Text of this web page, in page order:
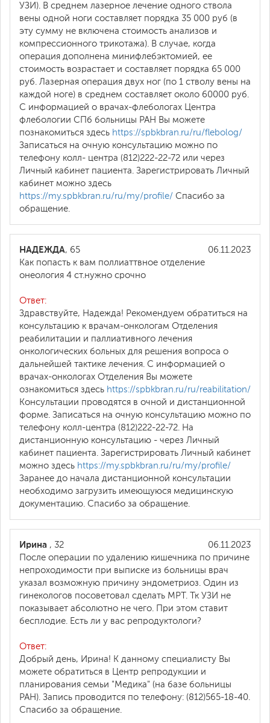
УЗИ). В среднем лазерное лечение одного ствола
вены одной ноги составляет порядка 35 000 руб (в
эту сумму не включена стоимость анализов и
компрессионного трикотажа). В случае, когда
операция дополнена минифлебэктомией, ее
стоимость возрастает и составляет порядка 65 000
руб. Лазерная операция двух ног (по 1 стволу вены на
каждой ноге) в среднем составляет около 60000 руб.
С информацией о врачах-флебологах Центра
флебологии СПб больницы РАН Вы можете
познакомиться здесь https://spbkbran.ru/ru/flebolog/
Записаться на очную консультацию можно по
телефону колл- центра (812)222-22-72 или через
Личный кабинет пациента. Зарегистрировать Личный
кабинет можно здесь
https://my.spbkbran.ru/ru/my/profile/ Спасибо за
обращение.
06.11.2023
НАДЕЖДА, 65
Как попасть к вам поллиаттвное отделение
онеология 4 ст.нужно срочно
Ответ:
Здравствуйте, Надежда! Рекомендуем обратиться на
консультацию к врачам-онкологам Отделения
реабилитации и паллиативного лечения
онкологических больных для решения вопроса о
дальнейшей тактике лечения. С информацией о
врачах-онкологах Отделения Вы можете
ознакомиться здесь https://spbkbran.ru/ru/reabilitation/
Консультации проводятся в очной и дистанционной
форме. Записаться на очную консультацию можно по
телефону колл-центра (812)222-22-72. На
дистанционную консультацию - через Личный
кабинет пациента. Зарегистрировать Личный кабинет
можно здесь https://my.spbkbran.ru/ru/my/profile/
Заранее до начала дистанционной консультации
необходимо загрузить имеющуюся медицинскую
документацию. Спасибо за обращение.
06.11.2023
Ирина , 32
После операции по удалению кишечника по причине
непроходимости при выписке из больницы врач
указал возможную причину эндометриоз. Один из
гинекологов посоветовал сделать МРТ. Тк УЗИ не
показывает абсолютно не чего. При этом ставит
бесплодие. Есть ли у вас репродуктологи?
Ответ:
Добрый день, Ирина! К данному специалисту Вы
можете обратиться в Центр репродукции и
планирования семьи "Медика" (на базе больницы
РАН). Запись проводится по телефону: (812)565-18-40.
Спасибо за обращение.